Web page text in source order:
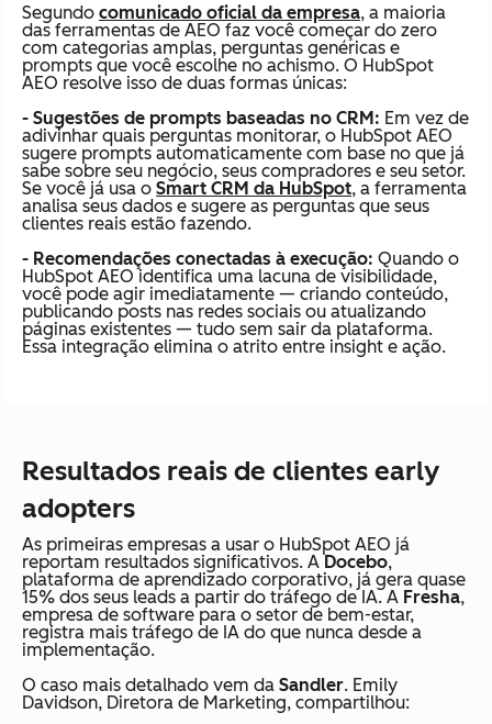
Segundo comunicado oficial da empresa, a maioria
das ferramentas de AEO faz você começar do zero
com categorias amplas, perguntas genéricas e
prompts que você escolhe no achismo. O HubSpot
AEO resolve isso de duas formas únicas:
- Sugestões de prompts baseadas no CRM: Em vez de
adivinhar quais perguntas monitorar, o HubSpot AEO
sugere prompts automaticamente com base no que já
sabe sobre seu negócio, seus compradores e seu setor.
Se você já usa o Smart CRM da HubSpot, a ferramenta
analisa seus dados e sugere as perguntas que seus
clientes reais estão fazendo.
- Recomendações conectadas à execução: Quando o
HubSpot AEO identifica uma lacuna de visibilidade,
você pode agir imediatamente — criando conteúdo,
publicando posts nas redes sociais ou atualizando
páginas existentes — tudo sem sair da plataforma.
Essa integração elimina o atrito entre insight e ação.
Resultados reais de clientes early
adopters
As primeiras empresas a usar o HubSpot AEO já
reportam resultados significativos. ADocebo,
plataforma de aprendizado corporativo, já gera quase
15% dos seus leads a partir do tráfego de IA. A Fresha,
empresa de software para o setor de bem-estar,
registra mais tráfego de IA do que nunca desde a
implementação.
O caso mais detalhado vem da Sandler. Emily
Davidson, Diretora de Marketing, compartilhou: